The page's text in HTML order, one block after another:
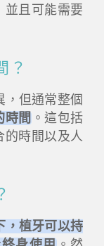
並且可能需要
？
，但通常整個
時間。這包括
的時間以及人
，植牙可以持